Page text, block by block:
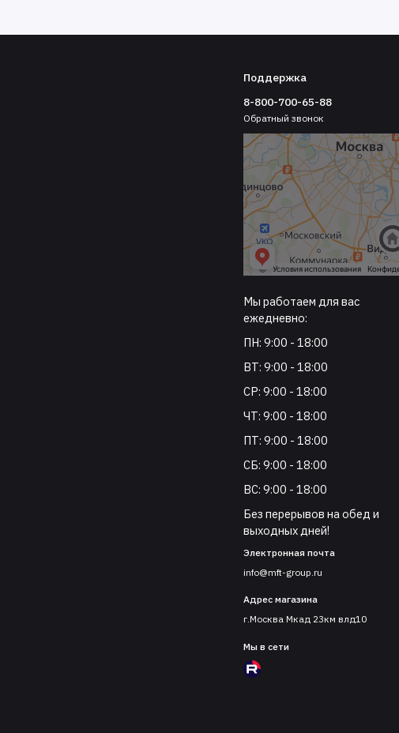
Поддержка
8-800-700-65-88
Обратный звонок
Мы работаем для вас
ежедневно:
ПН: 9:00 - 18:00
ВТ: 9:00 - 18:00
СР: 9:00 - 18:00
ЧТ: 9:00 - 18:00
ПТ: 9:00 - 18:00
СБ: 9:00 - 18:00
ВС: 9:00 - 18:00
Без перерывов на обед и
выходных дней!
Электронная почта
info@mft-group.ru
Адрес магазина
г.Москва Мкад 23км влд10
Мы в сети